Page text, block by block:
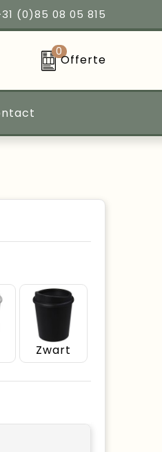
(0)85 08 05 815
0
Offerte
Zwart